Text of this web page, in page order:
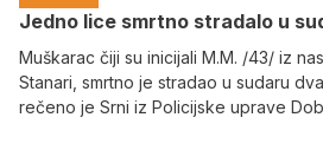
Јedno lice smrtno stradalo u
Muškarac čiji su inicijali M.M. /43/ iz
Stanari, smrtno je stradao u sudaru
rečeno je Srni iz Policijske uprave